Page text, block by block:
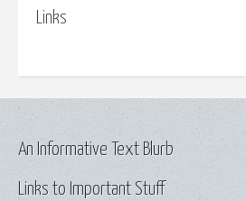
Links
Links to Important Stuff
An Informative Text Blurb